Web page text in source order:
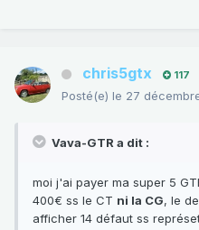
chris5gtx 117
Posté(e) le 27
Vava-GTR a dit :
moi j'ai payer ma super 5
400€ ss le CT ni la CG, le
afficher 14 défaut ss